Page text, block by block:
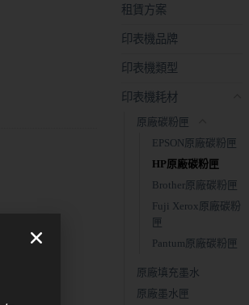
租賃方案
印表機品牌
印表機類型
印表機耗材
原廠碳粉匣
EPSON原廠碳粉匣
HP原廠碳粉匣
Brother原廠碳粉匣
Fuji Xerox原廠碳粉
匣
Pantum原廠碳粉匣
原廠填充墨水
原廠墨水匣